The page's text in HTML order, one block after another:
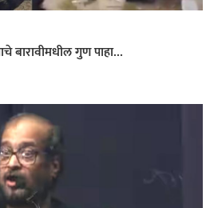
बारावीमधील गुण पाहा…